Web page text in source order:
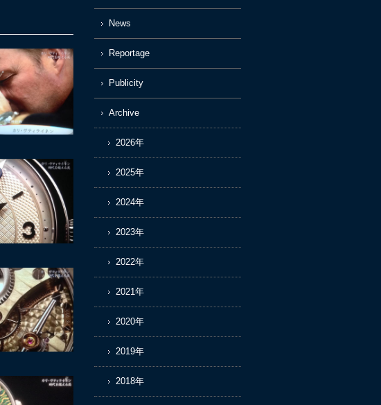
News
Reportage
Publicity
Archive
2026年
2025年
2024年
2023年
2022年
2021年
2020年
2019年
2018年